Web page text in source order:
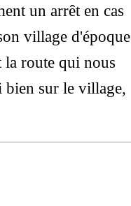
un arrêt en cas
village d'époque
la route qui nous
bien sur le village,